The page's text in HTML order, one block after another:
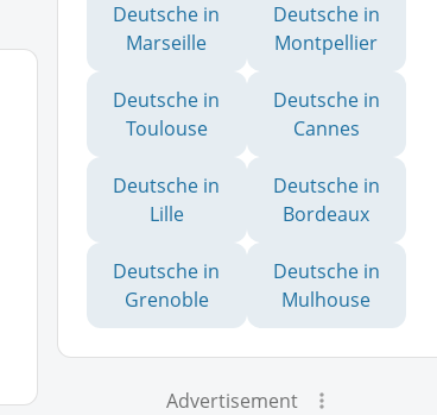
Deutsche in
Marseille
Deutsche in
Montpellier
Deutsche in
Toulouse
Deutsche in
Cannes
Deutsche in
Lille
Deutsche in
Bordeaux
Deutsche in
Grenoble
Deutsche in
Mulhouse
Advertisement